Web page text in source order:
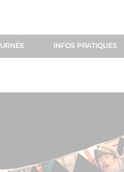
INFOS PRATIQUES